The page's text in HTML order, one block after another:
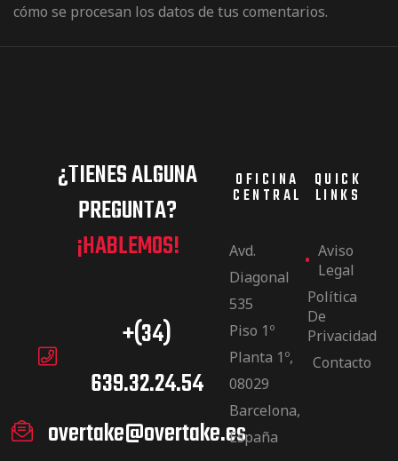
cómo se procesan los datos de tus comentarios.
¿TIENES ALGUNA
PREGUNTA?
¡HABLEMOS!
+(34)
639.32.24.54
overtake@overtake.es
OFICINA
CENTRAL
Avd.
Diagonal
535
Piso 1º
Planta 1º,
08029
Barcelona,
España
QUICK
LINKS
Aviso
Legal
Política
De
Privacidad
Contacto